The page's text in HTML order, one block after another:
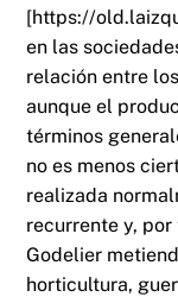
[https://
en las
relación entre
aunque el
términos
no es menos
realizada
recurrente y,
Godelier
horticultura,